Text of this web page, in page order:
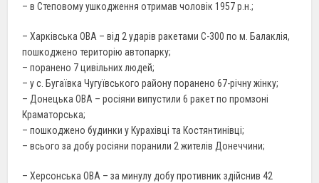
– в Степовому ушкодження отримав чоловік 1957 р.н.;
– Харківська ОВА – від 2 ударів ракетами С-300 по м. Балаклія,
пошкоджено територію автопарку;
– поранено 7 цивільних людей;
– у с. Бугаївка Чугуївського району поранено 67-річну жінку;
– Донецька ОВА – росіяни випустили 6 ракет по промзоні
Краматорська;
– пошкоджено будинки у Курахівці та Костянтинівці;
– всього за добу росіяни поранили 2 жителів Донеччини;
– Херсонська ОВА – за минулу добу противник здійснив 42